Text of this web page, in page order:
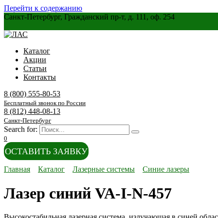
Перейти к содержанию
Санкт-Петербург, Гражданский пр-т, д. 111, оф. 254
Каталог
Акции
Статьи
Контакты
8 (800) 555-80-53
Бесплатный звонок по России
8 (812) 448-08-13
Санкт-Петербург
Search for:
0
ОСТАВИТЬ ЗАЯВКУ
Главная Каталог Лазерные системы Синие лазеры
Лазер синий VA-I-N-457